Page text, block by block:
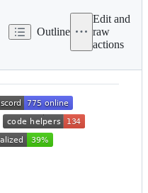
Outline
Edit and
raw
actions